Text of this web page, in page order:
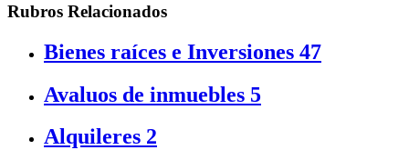
Rubros Relacionados
Bienes raíces e Inversiones 47
Avaluos de inmuebles 5
Alquileres 2